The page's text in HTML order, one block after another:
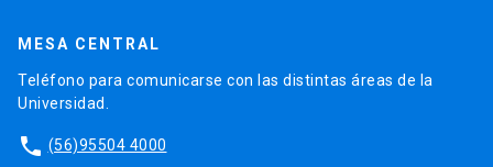
MESA CENTRAL
Teléfono para comunicarse con las distintas áreas de la
Universidad.
phone (56)95504 4000